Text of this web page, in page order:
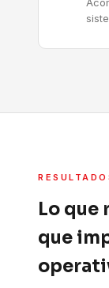
Lo que
que